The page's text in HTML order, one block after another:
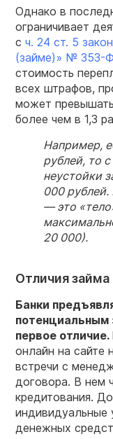
Однако в
ограничивает
с ч. 24 ст. 5
(займе)» № 353-
стоимость
всех штрафов,
может
более чем в 1,3
Например,
рублей, то
неустойки
000
— это
20 000).
Отличия займа
Банки
первое отличие.
онлайн на сайте
встречи с
договора. В нем
кредитования.
индивидуальные
денежных